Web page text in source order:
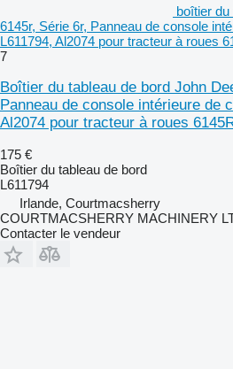
boîtier
6145r, Série 6r, Panneau de console
L611794, Al2074 pour tracteur à roues
7
Boîtier du tableau de bord John
Panneau de console intérieure de
Al2074 pour tracteur à roues
175 €
Boîtier du tableau de bord
L611794
Irlande, Courtmacsherry
COURTMACSHERRY MACHINERY
Contacter le vendeur